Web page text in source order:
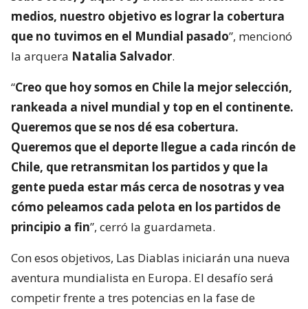
medios, nuestro objetivo es lograr la cobertura
que no tuvimos en el Mundial pasado”, mencionó
la arquera Natalia Salvador.
“Creo que hoy somos en Chile la mejor selección,
rankeada a nivel mundial y top en el continente.
Queremos que se nos dé esa cobertura.
Queremos que el deporte llegue a cada rincón de
Chile, que retransmitan los partidos y que la
gente pueda estar más cerca de nosotras y vea
cómo peleamos cada pelota en los partidos de
principio a fin”, cerró la guardameta.
Con esos objetivos, Las Diablas iniciarán una nueva
aventura mundialista en Europa. El desafío será
competir frente a tres potencias en la fase de